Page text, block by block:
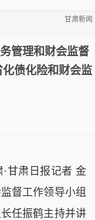
甘肃新闻
管理和财会监督
债化险和财会监
·甘肃日报记者 金
督工作领导小组
任振鹤主持并讲